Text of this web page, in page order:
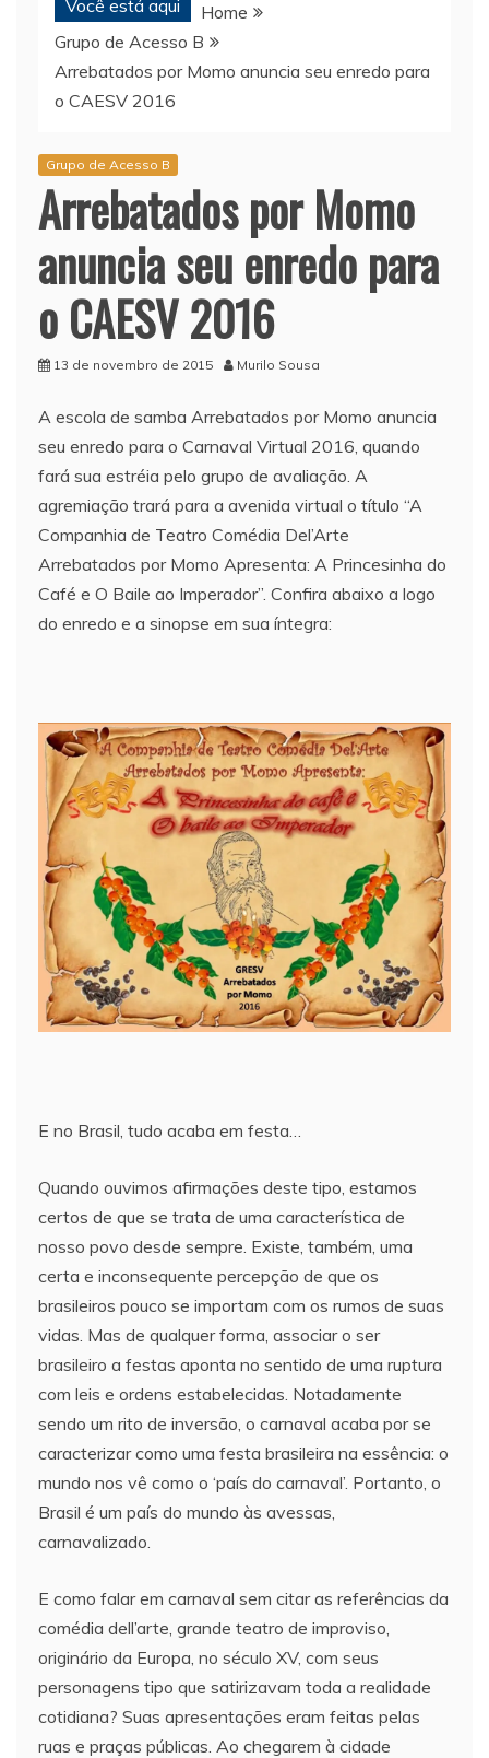
Você está aqui
Home
Grupo de Acesso B
Arrebatados por Momo anuncia seu enredo para
o CAESV 2016
Grupo de Acesso B
Arrebatados por Momo
anuncia seu enredo para
o CAESV 2016
13 de novembro de 2015 Murilo Sousa
A escola de samba Arrebatados por Momo anuncia
seu enredo para o Carnaval Virtual 2016, quando
fará sua estréia pelo grupo de avaliação. A
agremiação trará para a avenida virtual o título “A
Companhia de Teatro Comédia Del’Arte
Arrebatados por Momo Apresenta: A Princesinha do
Café e O Baile ao Imperador”. Confira abaixo a logo
do enredo e a sinopse em sua íntegra:
E no Brasil, tudo acaba em festa…
Quando ouvimos afirmações deste tipo, estamos
certos de que se trata de uma característica de
nosso povo desde sempre. Existe, também, uma
certa e inconsequente percepção de que os
brasileiros pouco se importam com os rumos de suas
vidas. Mas de qualquer forma, associar o ser
brasileiro a festas aponta no sentido de uma ruptura
com leis e ordens estabelecidas. Notadamente
sendo um rito de inversão, o carnaval acaba por se
caracterizar como uma festa brasileira na essência: o
mundo nos vê como o ‘país do carnaval’. Portanto, o
Brasil é um país do mundo às avessas,
carnavalizado.
E como falar em carnaval sem citar as referências da
comédia dell’arte, grande teatro de improviso,
originário da Europa, no século XV, com seus
personagens tipo que satirizavam toda a realidade
cotidiana? Suas apresentações eram feitas pelas
ruas e praças públicas. Ao chegarem à cidade